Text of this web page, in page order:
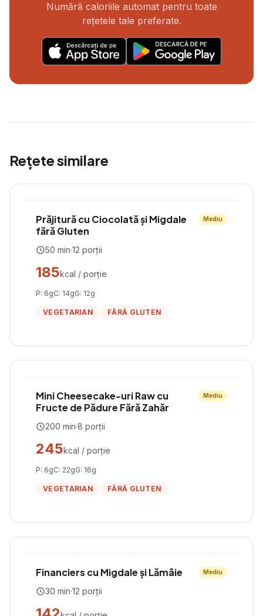
Numără caloriile automat pentru toate
rețetele tale preferate.
Rețete similare
Prăjitură cu Ciocolată și Migdale
fără Gluten
Mediu
50 min·12 porții
185kcal / porție
P: 6gC: 14gG: 12g
VEGETARIAN FĂRĂ GLUTEN
Mini Cheesecake-uri Raw cu
Fructe de Pădure Fără Zahăr
Mediu
200 min·8 porții
245kcal / porție
P: 6gC: 22gG: 16g
VEGETARIAN FĂRĂ GLUTEN
Financiers cu Migdale și Lămâie Mediu
30 min·12 porții